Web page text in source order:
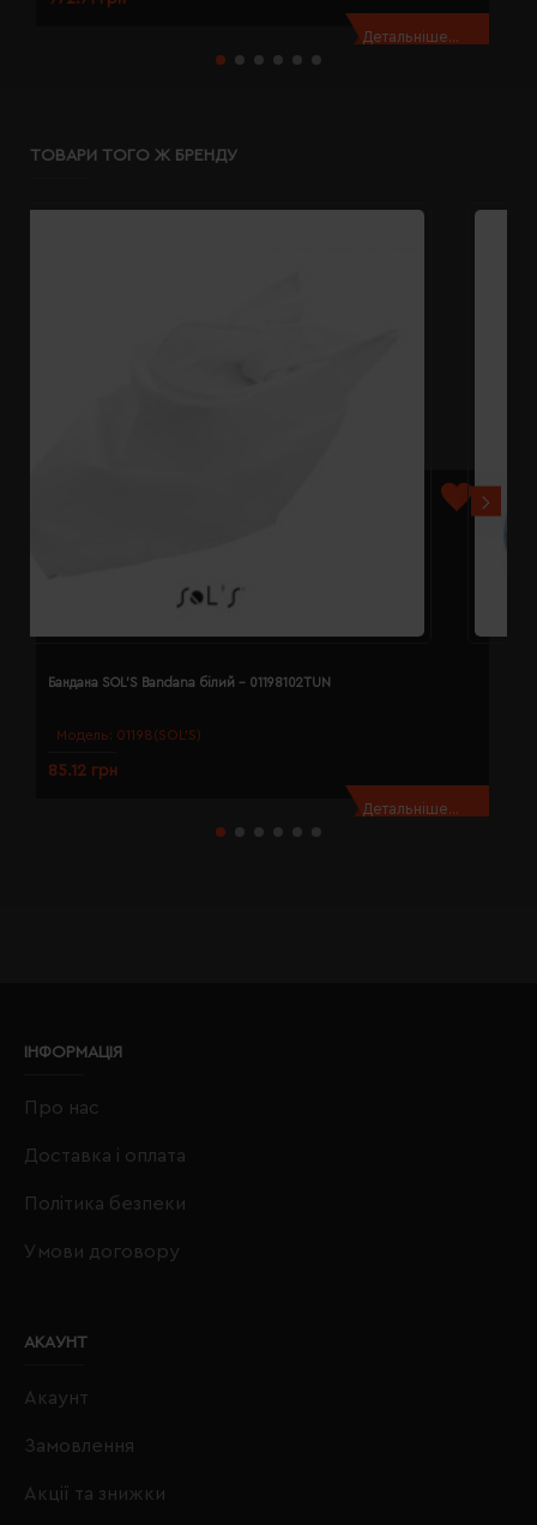
Детальніше...
ТОВАРИ ТОГО Ж БРЕНДУ
Модель: 01198(SOL’S)
Бандана SOL'S Bandana білий - 01198102TUN
85.12 грн
Детальніше...
ІНФОРМАЦІЯ
Про нас
Доставка і оплата
Політика безпеки
Умови договору
АКАУНТ
Акаунт
Замовлення
Акції та знижки